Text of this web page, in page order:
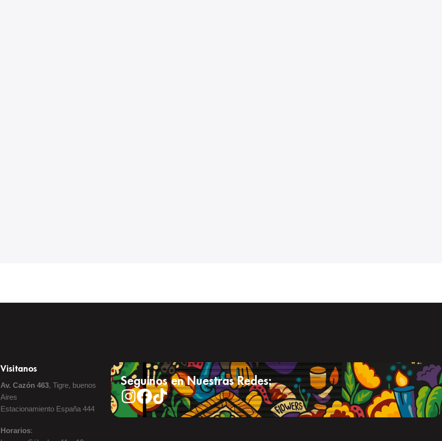
Visitanos
Av. Cazón 463, Tigre, buenos
Aires
Estacionamiento España 444
Horarios:
Seguinos en Nuestras Redes: